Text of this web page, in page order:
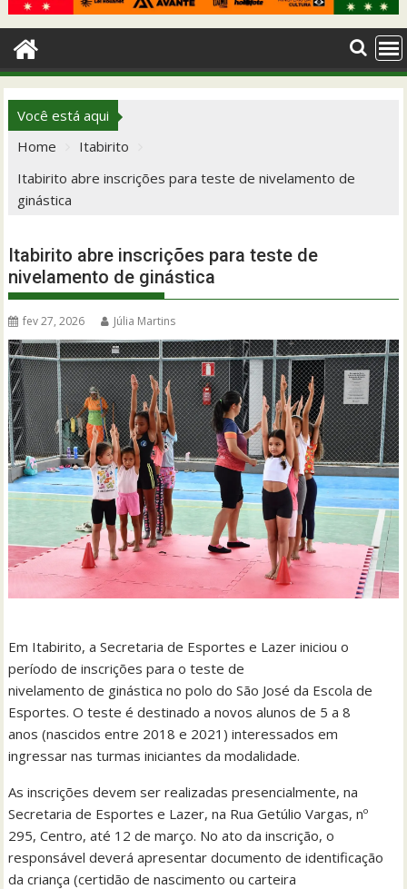
Você está aqui
Home
Itabirito
Itabirito abre inscrições para teste de nivelamento de
ginástica
Itabirito abre inscrições para teste de
nivelamento de ginástica
fev 27, 2026 Júlia Martins
Em Itabirito, a Secretaria de Esportes e Lazer iniciou o
período de inscrições para o teste de
nivelamento de ginástica no polo do São José da Escola de
Esportes. O teste é destinado a novos alunos de 5 a 8
anos (nascidos entre 2018 e 2021) interessados em
ingressar nas turmas iniciantes da modalidade.
As inscrições devem ser realizadas presencialmente, na
Secretaria de Esportes e Lazer, na Rua Getúlio Vargas, nº
295, Centro, até 12 de março. No ato da inscrição, o
responsável deverá apresentar documento de identificação
da criança (certidão de nascimento ou carteira